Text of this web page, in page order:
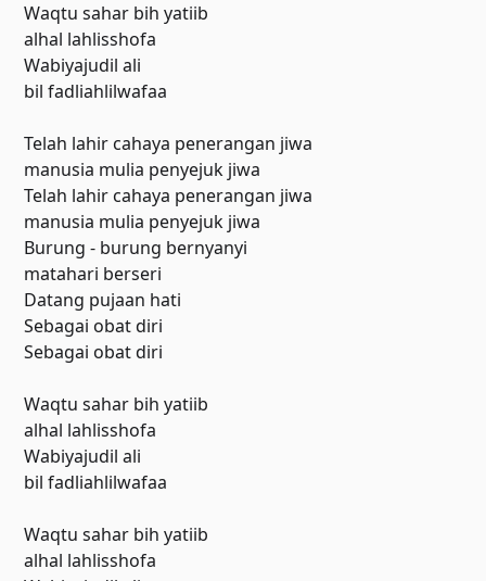
Waqtu sahar bih yatiib
alhal lahlisshofa
Wabiyajudil ali
bil fadliahlilwafaa
Telah lahir cahaya penerangan jiwa
manusia mulia penyejuk jiwa
Telah lahir cahaya penerangan jiwa
manusia mulia penyejuk jiwa
Burung - burung bernyanyi
matahari berseri
Datang pujaan hati
Sebagai obat diri
Sebagai obat diri
Waqtu sahar bih yatiib
alhal lahlisshofa
Wabiyajudil ali
bil fadliahlilwafaa
Waqtu sahar bih yatiib
alhal lahlisshofa